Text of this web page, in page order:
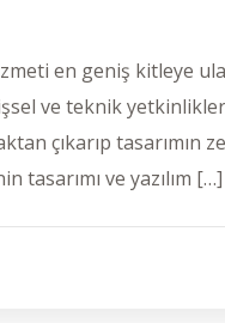
en geniş kitleye
ve teknik
çıkarıp
tasarımı ve yazılım […]